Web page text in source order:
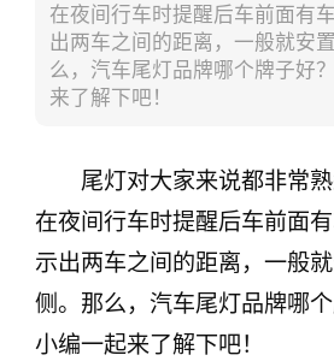
在夜间行车时提醒后车前面有
出两车之间的距离，一般就安
么，汽车尾灯品牌哪个牌子好
来了解下吧！
尾灯对大家来说都非常
在夜间行车时提醒后车前面
示出两车之间的距离，一般
侧。那么，汽车尾灯品牌哪
小编一起来了解下吧！